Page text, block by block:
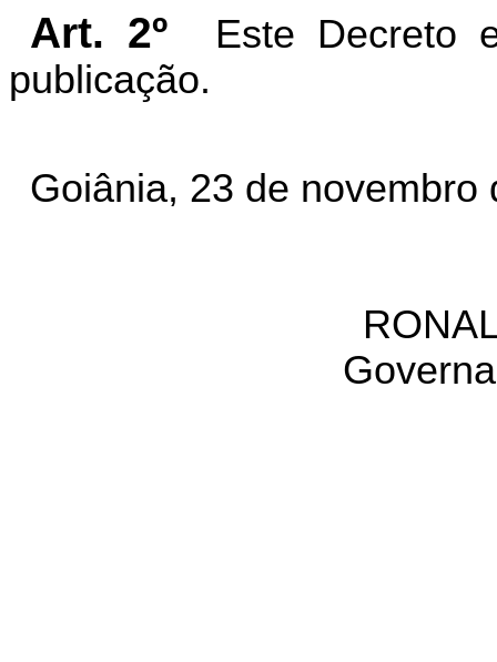
Art. 2º
Este Decreto
publicação.
Goiânia, 23 de novembro